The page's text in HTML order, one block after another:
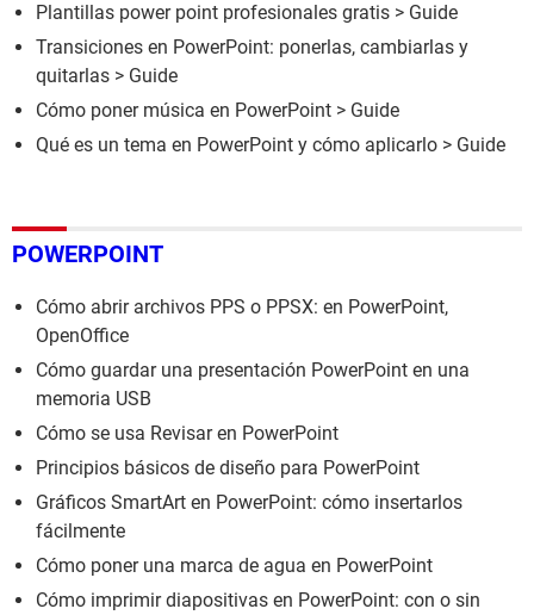
Plantillas power point profesionales gratis > Guide
Transiciones en PowerPoint: ponerlas, cambiarlas y
quitarlas > Guide
Cómo poner música en PowerPoint > Guide
Qué es un tema en PowerPoint y cómo aplicarlo > Guide
POWERPOINT
Cómo abrir archivos PPS o PPSX: en PowerPoint,
OpenOffice
Cómo guardar una presentación PowerPoint en una
memoria USB
Cómo se usa Revisar en PowerPoint
Principios básicos de diseño para PowerPoint
Gráficos SmartArt en PowerPoint: cómo insertarlos
fácilmente
Cómo poner una marca de agua en PowerPoint
Cómo imprimir diapositivas en PowerPoint: con o sin